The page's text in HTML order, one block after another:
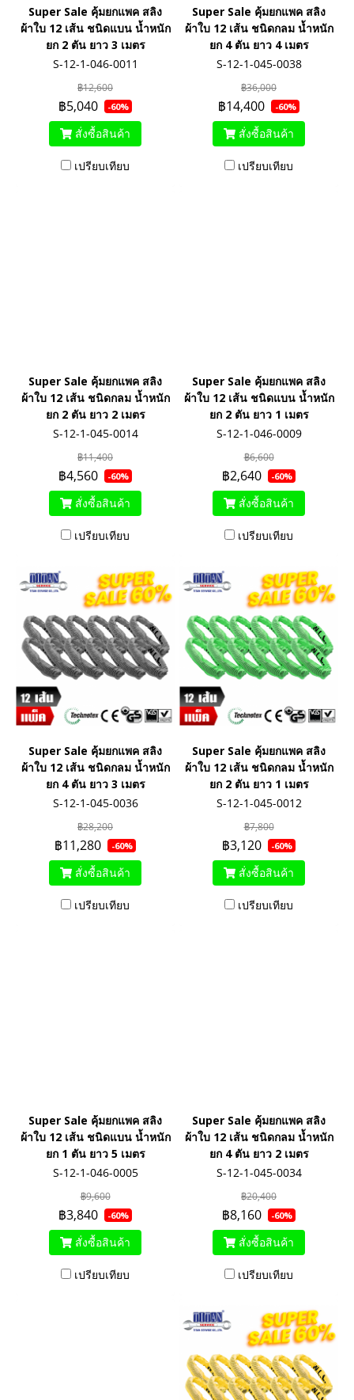
Super Sale คุ้มยกแพค สลิง
ผ้าใบ 12 เส้น ชนิดแบน น้ำหนัก
ยก 2 ตัน ยาว 3 เมตร
S-12-1-046-0011
฿12,600
฿5,040 -60%
สั่งซื้อสินค้า
เปรียบเทียบ
Super Sale คุ้มยกแพค สลิง
ผ้าใบ 12 เส้น ชนิดกลม น้ำหนัก
ยก 4 ตัน ยาว 4 เมตร
S-12-1-045-0038
฿36,000
฿14,400 -60%
สั่งซื้อสินค้า
เปรียบเทียบ
Super Sale คุ้มยกแพค สลิง
ผ้าใบ 12 เส้น ชนิดกลม น้ำหนัก
ยก 2 ตัน ยาว 2 เมตร
S-12-1-045-0014
฿11,400
฿4,560 -60%
สั่งซื้อสินค้า
เปรียบเทียบ
Super Sale คุ้มยกแพค สลิง
ผ้าใบ 12 เส้น ชนิดแบน น้ำหนัก
ยก 2 ตัน ยาว 1 เมตร
S-12-1-046-0009
฿6,600
฿2,640 -60%
สั่งซื้อสินค้า
เปรียบเทียบ
Super Sale คุ้มยกแพค สลิง
ผ้าใบ 12 เส้น ชนิดกลม น้ำหนัก
ยก 4 ตัน ยาว 3 เมตร
S-12-1-045-0036
฿28,200
฿11,280 -60%
สั่งซื้อสินค้า
เปรียบเทียบ
Super Sale คุ้มยกแพค สลิง
ผ้าใบ 12 เส้น ชนิดกลม น้ำหนัก
ยก 2 ตัน ยาว 1 เมตร
S-12-1-045-0012
฿7,800
฿3,120 -60%
สั่งซื้อสินค้า
เปรียบเทียบ
Super Sale คุ้มยกแพค สลิง
ผ้าใบ 12 เส้น ชนิดแบน น้ำหนัก
ยก 1 ตัน ยาว 5 เมตร
S-12-1-046-0005
฿9,600
฿3,840 -60%
สั่งซื้อสินค้า
เปรียบเทียบ
Super Sale คุ้มยกแพค สลิง
ผ้าใบ 12 เส้น ชนิดกลม น้ำหนัก
ยก 4 ตัน ยาว 2 เมตร
S-12-1-045-0034
฿20,400
฿8,160 -60%
สั่งซื้อสินค้า
เปรียบเทียบ